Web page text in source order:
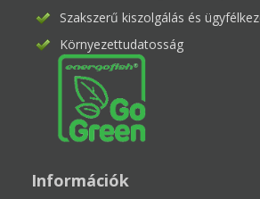
Szakszerű kiszolgálás és
Környezettudatosság
Információk